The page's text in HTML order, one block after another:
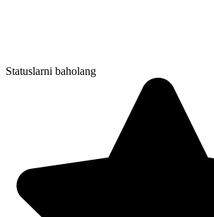
Statuslarni baholang